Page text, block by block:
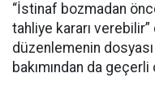
“İstinaf bozmadan
tahliye kararı verebilir”
düzenlemenin
bakımından da